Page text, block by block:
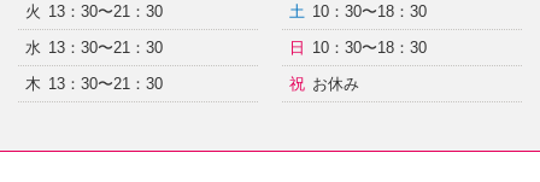
火 13：30〜21：30
水 13：30〜21：30
木 13：30〜21：30
土 10：30〜18：30
日
10：30〜18：30
祝 お休み